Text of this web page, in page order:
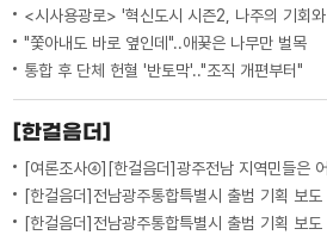
<시사용광로> '혁신도시 시즌2, 나주의 기회
"쫓아내도 바로 옆인데"..애꿎은 나무만 벌목
통합 후 단체 헌혈 '반토막'.."조직 개편부터"
[한걸음더]